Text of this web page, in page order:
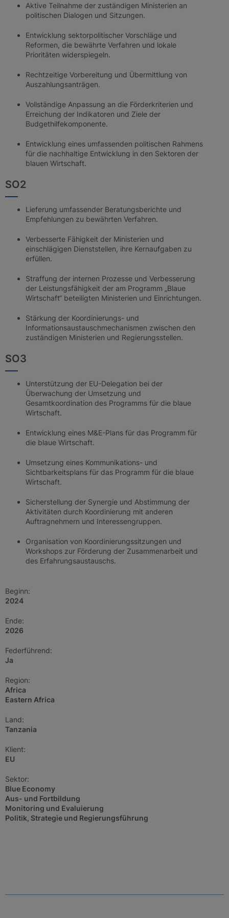
Aktive Teilnahme der zuständigen Ministerien an
politischen Dialogen und Sitzungen.
Entwicklung sektorpolitischer Vorschläge und
Reformen, die bewährte Verfahren und lokale
Prioritäten widerspiegeln.
Rechtzeitige Vorbereitung und Übermittlung von
Auszahlungsanträgen.
Vollständige Anpassung an die Förderkriterien und
Erreichung der Indikatoren und Ziele der
Budgethilfekomponente.
Entwicklung eines umfassenden politischen Rahmens
für die nachhaltige Entwicklung in den Sektoren der
blauen Wirtschaft.
SO2
Lieferung umfassender Beratungsberichte und
Empfehlungen zu bewährten Verfahren.
Verbesserte Fähigkeit der Ministerien und
einschlägigen Dienststellen, ihre Kernaufgaben zu
erfüllen.
Straffung der internen Prozesse und Verbesserung
der Leistungsfähigkeit der am Programm „Blaue
Wirtschaft“ beteiligten Ministerien und Einrichtungen.
Stärkung der Koordinierungs- und
Informationsaustauschmechanismen zwischen den
zuständigen Ministerien und Regierungsstellen.
SO3
Unterstützung der EU-Delegation bei der
Überwachung der Umsetzung und
Gesamtkoordination des Programms für die blaue
Wirtschaft.
Entwicklung eines M&E-Plans für das Programm für
die blaue Wirtschaft.
Umsetzung eines Kommunikations- und
Sichtbarkeitsplans für das Programm für die blaue
Wirtschaft.
Sicherstellung der Synergie und Abstimmung der
Aktivitäten durch Koordinierung mit anderen
Auftragnehmern und Interessengruppen.
Organisation von Koordinierungssitzungen und
Workshops zur Förderung der Zusammenarbeit und
des Erfahrungsaustauschs.
Beginn:
2024
Ende:
2026
Federführend:
Ja
Region:
Africa
Eastern Africa
Land:
Tanzania
Klient:
EU
Sektor:
Blue Economy
Aus- und Fortbildung
Monitoring und Evaluierung
Politik, Strategie und Regierungsführung